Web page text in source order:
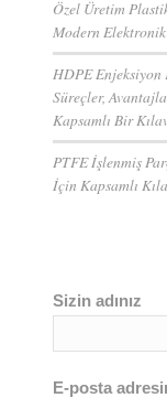
Özel Üretim
Modern
HDPE Enjeksiyon
Süreçler,
Kapsamlı Bir
PTFE İşlenmiş
İçin Kapsamlı
Sizin adınız
E-posta